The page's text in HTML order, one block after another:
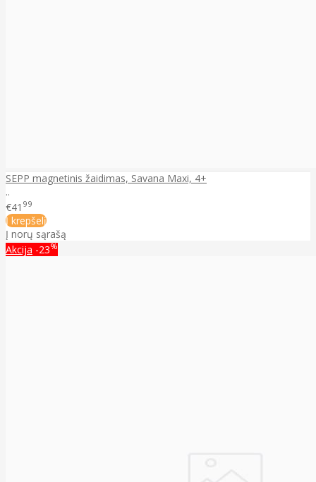
SEPP magnetinis žaidimas, Savana Maxi, 4+
..
€41 99
Į krepšelį
Į norų sąrašą
Akcija -23%